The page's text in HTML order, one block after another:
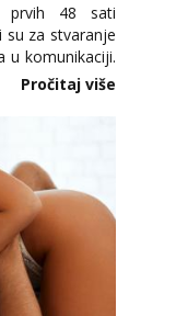
prvih 48 sati
su za stvaranje
u komunikaciji.
ili intimnih
zaslužila to
Pročitaj više